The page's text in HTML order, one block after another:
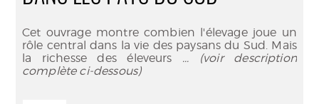
Cet ouvrage montre combien l'élevage joue un
rôle central dans la vie des paysans du Sud. Mais
la richesse des éleveurs ... (voir description
complète ci-dessous)